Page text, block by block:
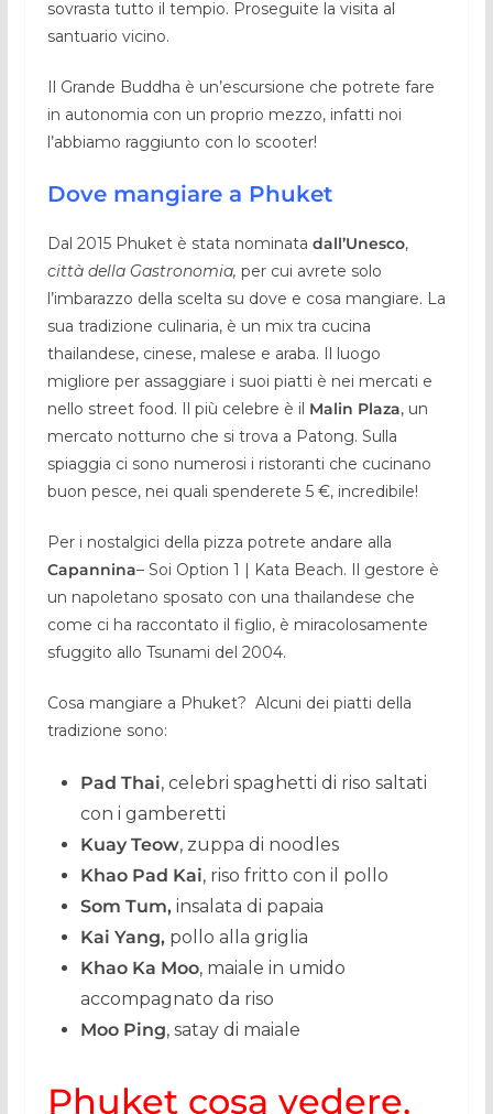
sovrasta tutto il tempio. Proseguite la visita al
santuario vicino.
Il Grande Buddha è un’escursione che potrete fare
in autonomia con un proprio mezzo, infatti noi
l’abbiamo raggiunto con lo scooter!
Dove mangiare a Phuket
Dal 2015 Phuket è stata nominata dall’Unesco,
città della Gastronomia, per cui avrete solo
l’imbarazzo della scelta su dove e cosa mangiare. La
sua tradizione culinaria, è un mix tra cucina
thailandese, cinese, malese e araba. Il luogo
migliore per assaggiare i suoi piatti è nei mercati e
nello street food. Il più celebre è il Malin Plaza, un
mercato notturno che si trova a Patong. Sulla
spiaggia ci sono numerosi i ristoranti che cucinano
buon pesce, nei quali spenderete 5 €, incredibile!
Per i nostalgici della pizza potrete andare alla
Capannina– Soi Option 1 | Kata Beach. Il gestore è
un napoletano sposato con una thailandese che
come ci ha raccontato il figlio, è miracolosamente
sfuggito allo Tsunami del 2004.
Cosa mangiare a Phuket? Alcuni dei piatti della
tradizione sono:
Pad Thai, celebri spaghetti di riso saltati
con i gamberetti
Kuay Teow, zuppa di noodles
Khao Pad Kai, riso fritto con il pollo
Som Tum,insalata di papaia
Kai Yang,pollo alla griglia
Khao Ka Moo, maiale in umido
accompagnato da riso
Moo Ping, satay di maiale
Phuket cosa vedere,